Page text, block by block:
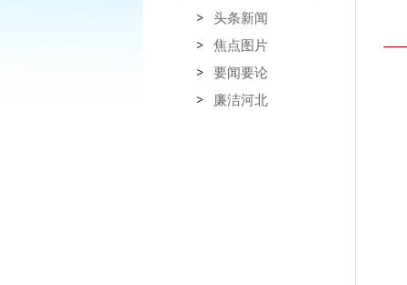
头条新闻
焦点图片
要闻要论
廉洁河北